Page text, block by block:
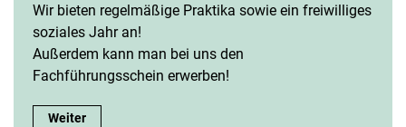
Wir bieten regelmäßige Praktika sowie ein freiwilliges
soziales Jahr an!
Außerdem kann man bei uns den
Fachführungsschein erwerben!
Mitmachen:
Weiter